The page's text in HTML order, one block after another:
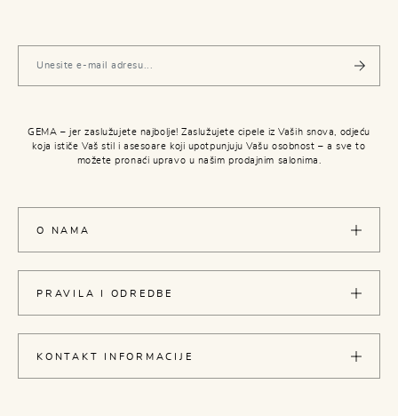
GEMA – jer zaslužujete najbolje! Zaslužujete cipele iz Vaših snova, odjeću
koja ističe Vaš stil i asesoare koji upotpunjuju Vašu osobnost – a sve to
možete pronaći upravo u našim prodajnim salonima.
O NAMA
PRAVILA I ODREDBE
KONTAKT INFORMACIJE